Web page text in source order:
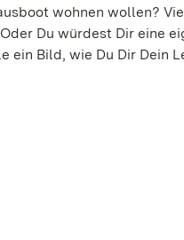
wohnen wollen?
Du würdest Dir eine
ein Bild, wie Du Dir Dein